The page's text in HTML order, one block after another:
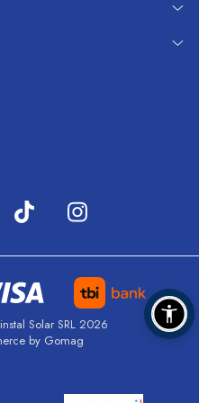
Solar SRL 2026
by Gomag